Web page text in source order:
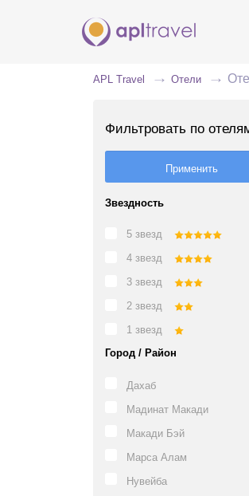
APL Travel Отели
Фильтровать по
Звездность
5 звезд
4 звезд
3 звезд
2 звезд
1 звезд
Город / Район
Дахаб
Мадинат Макади
Макади Бэй
Марса Алам
Нувейба